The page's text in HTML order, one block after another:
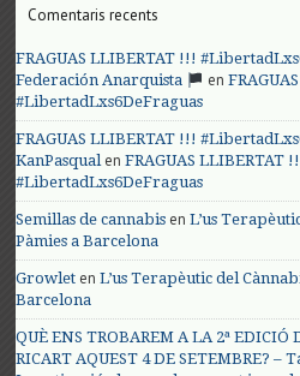
Comentaris recents
FRAGUAS LLIBERTAT !!!
Federación Anarquista
en
#LibertadLxs6DeFraguas
FRAGUAS LLIBERTAT !!!
KanPasqualenFRAGUAS LLIBERTAT
#LibertadLxs6DeFraguas
Semillas de cannabis enL’us
Pàmies a Barcelona
Growlet enL’us Terapèutic del
Barcelona
QUÈ ENS TROBAREM A LA 2ª EDICIÓ
RICART AQUEST 4 DE SETEMBRE? –